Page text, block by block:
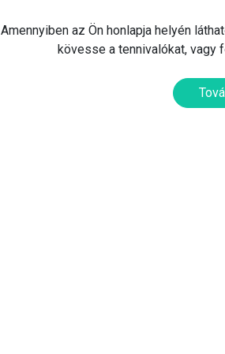
Amennyiben az Ön honlapja helyén
kövesse a tennivalókat, vagy